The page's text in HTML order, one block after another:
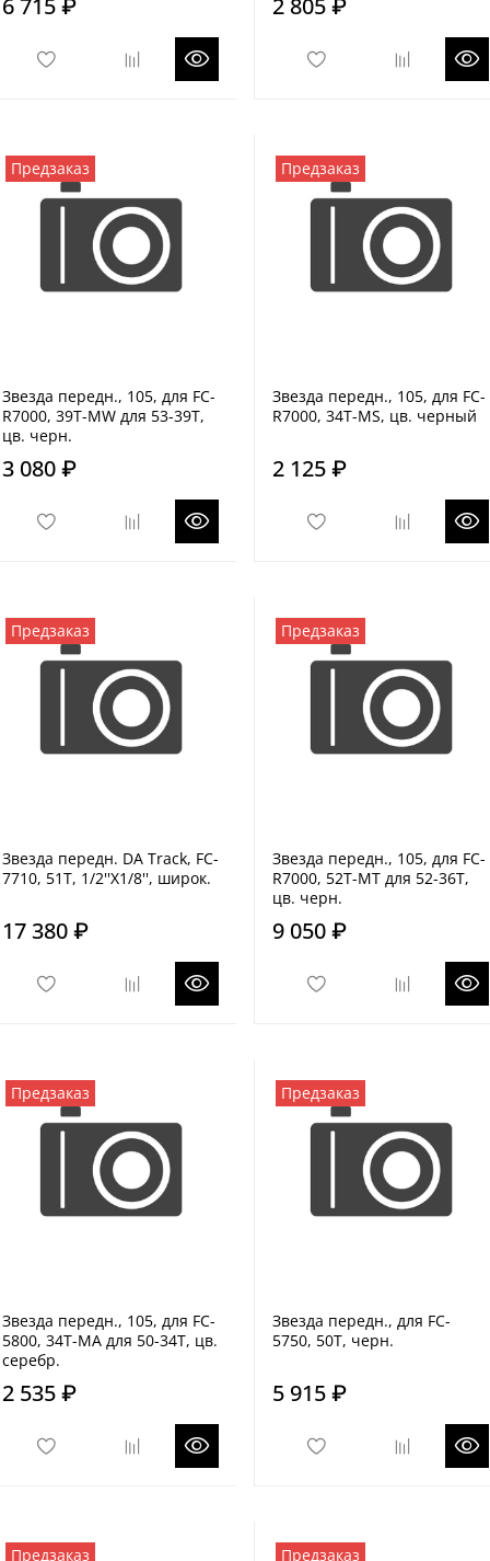
6 715 ₽ 2 805 ₽
Предзаказ
Звезда передн., 105, для FC-
R7000, 39T-MW для 53-39T,
цв. черн.
3 080 ₽
Предзаказ
Звезда передн., 105, для FC-
R7000, 34T-MS, цв. черный
2 125 ₽
Предзаказ
Звезда передн. DA Track, FC-
7710, 51T, 1/2''X1/8'', широк.
17 380 ₽
Предзаказ
Звезда передн., 105, для FC-
R7000, 52T-MT для 52-36T,
цв. черн.
9 050 ₽
Предзаказ
Звезда передн., 105, для FC-
5800, 34T-MA для 50-34T, цв.
серебр.
2 535 ₽
Предзаказ
Звезда передн., для FC-
5750, 50T, черн.
5 915 ₽
Предзаказ Предзаказ